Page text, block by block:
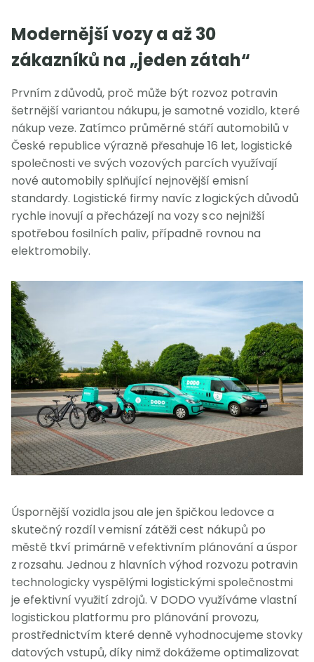
Modernější vozy a až 30
zákazníků na „jeden zátah“
Prvním z důvodů, proč může být rozvoz potravin
šetrnější variantou nákupu, je samotné vozidlo, které
nákup veze. Zatímco průměrné stáří automobilů v
České republice výrazně přesahuje 16 let, logistické
společnosti ve svých vozových parcích využívají
nové automobily splňující nejnovější emisní
standardy. Logistické firmy navíc z logických důvodů
rychle inovují a přecházejí na vozy s co nejnižší
spotřebou fosilních paliv, případně rovnou na
elektromobily.
Úspornější vozidla jsou ale jen špičkou ledovce a
skutečný rozdíl v emisní zátěži cest nákupů po
městě tkví primárně v efektivním plánování a úspor
z rozsahu. Jednou z hlavních výhod rozvozu potravin
technologicky vyspělými logistickými společnostmi
je efektivní využití zdrojů. V DODO využíváme vlastní
logistickou platformu pro plánování provozu,
prostřednictvím které denně vyhodnocujeme stovky
datových vstupů, díky nimž dokážeme optimalizovat